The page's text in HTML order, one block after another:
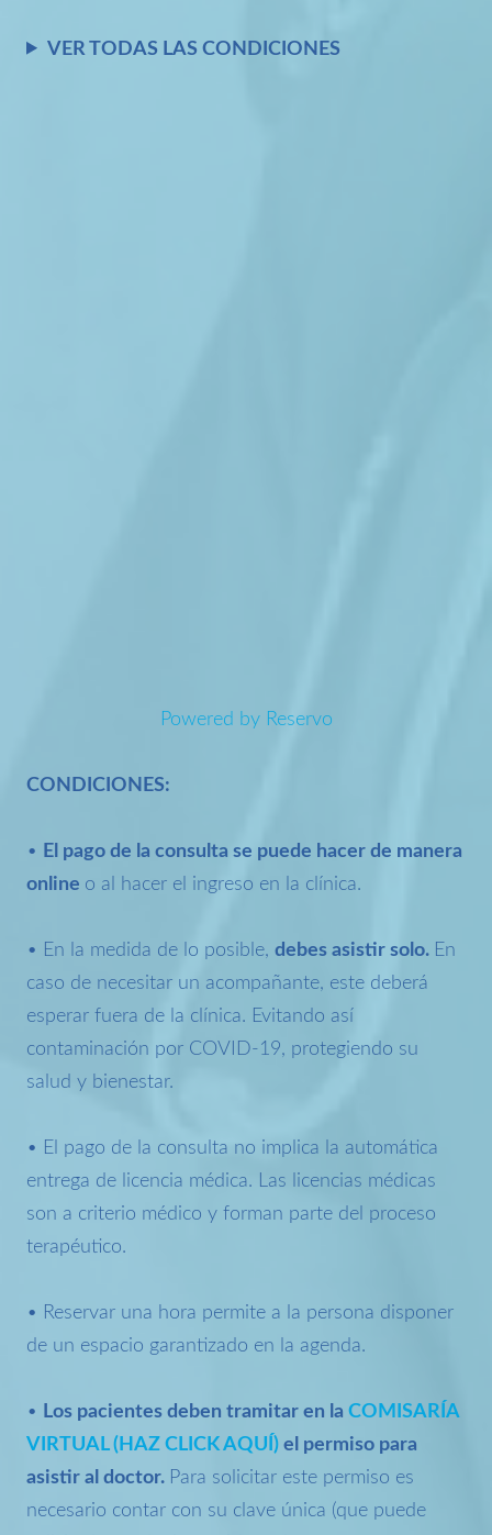
VER TODAS LAS CONDICIONES
Powered by Reservo
CONDICIONES:
•
El pago de la consulta se puede hacer de manera
online o al hacer el ingreso en la clínica.
• En la medida de lo posible, debes asistir solo. En
caso de necesitar un acompañante, este deberá
esperar fuera de la clínica. Evitando así
contaminación por COVID-19, protegiendo su
salud y bienestar.
• El pago de la consulta no implica la automática
entrega de licencia médica. Las licencias médicas
son a criterio médico y forman parte del proceso
terapéutico.
• Reservar una hora permite a la persona disponer
de un espacio garantizado en la agenda.
• Los pacientes deben tramitar en la COMISARÍA
VIRTUAL (HAZ CLICK AQUÍ) el permiso para
asistir al doctor. Para solicitar este permiso es
necesario contar con su clave única (que puede